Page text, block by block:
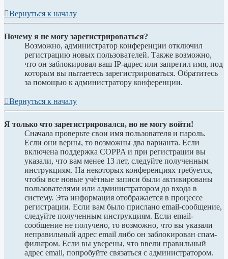
Вернуться к началу
Почему я не могу зарегистрироваться?
Возможно, администратор конференции отключил
регистрацию новых пользователей. Также возможно,
что он заблокировал ваш IP-адрес или запретил имя, под
которым вы пытаетесь зарегистрироваться. Обратитесь
за помощью к администратору конференции.
Вернуться к началу
Я только что зарегистрировался, но не могу войти!
Сначала проверьте свои имя пользователя и пароль.
Если они верны, то возможны два варианта. Если
включена поддержка COPPA и при регистрации вы
указали, что вам менее 13 лет, следуйте полученным
инструкциям. На некоторых конференциях требуется,
чтобы все новые учётные записи были активированы
пользователями или администратором до входа в
систему. Эта информация отображается в процессе
регистрации. Если вам было прислано email-сообщение,
следуйте полученным инструкциям. Если email-
сообщение не получено, то возможно, что вы указали
неправильный адрес email либо он заблокирован спам-
фильтром. Если вы уверены, что ввели правильный
адрес email, попробуйте связаться с администратором.